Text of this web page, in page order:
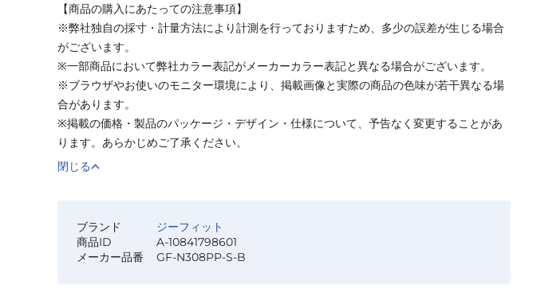
【商品の購入にあたっての注意事項】
※弊社独自の採寸・計量方法により計測を行っておりますため、多少の誤差が生じる場合
がございます。
※一部商品において弊社カラー表記がメーカーカラー表記と異なる場合がございます。
※ブラウザやお使いのモニター環境により、掲載画像と実際の商品の色味が若干異なる場
合があります。
※掲載の価格・製品のパッケージ・デザイン・仕様について、予告なく変更することがあ
ります。あらかじめご了承ください。
閉じる
ブランド
ジーフィット
商品ID
A-10841798601
メーカー品番
GF-N308PP-S-B